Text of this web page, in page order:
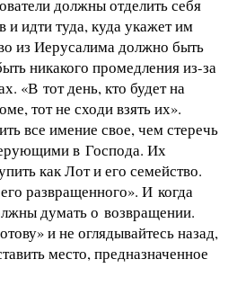
должны отделить себя
идти туда, куда укажет им
из Иерусалима должно быть
никакого промедления из-за
«В тот день, кто будет на
тот не сходи взять их».
все имение свое, чем стеречь
в Господа. Их
как Лот и его семейство.
развращенного». И когда
думать о возвращении.
и не оглядывайтесь назад,
место, предназначенное